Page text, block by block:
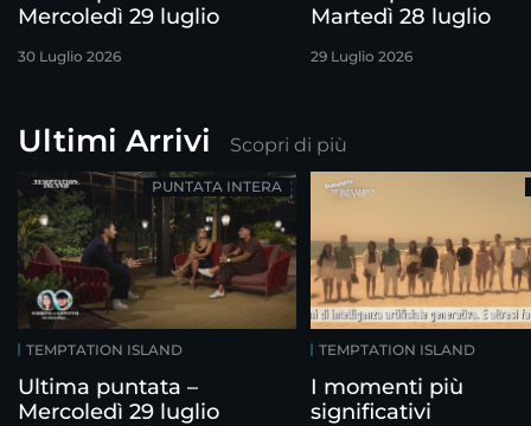
Mercoledì 29 luglio
30 Luglio 2026
Martedì 28 luglio
29 Luglio 2026
Ultimi Arrivi Scopri di più
TEMPTATION ISLAND
Ultima puntata –
Mercoledì 29 luglio
PUNTATA INTERA
TEMPTATION ISLAND
I momenti più
significativi